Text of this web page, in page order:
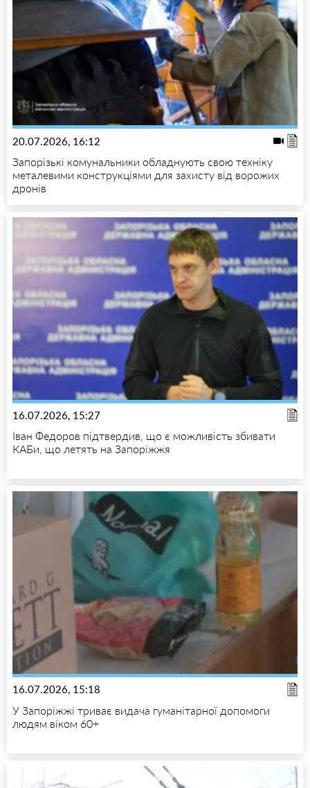
20.07.2026, 16:12
Запорізькі комунальники обладнують свою техніку
металевими конструкціями для захисту від ворожих
дронів
16.07.2026, 15:27
Іван Федоров підтвердив, що є можливість збивати
КАБи, що летять на Запоріжжя
16.07.2026, 15:18
У Запоріжжі триває видача гуманітарної допомоги
людям віком 60+